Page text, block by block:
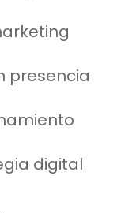
presencia
digital